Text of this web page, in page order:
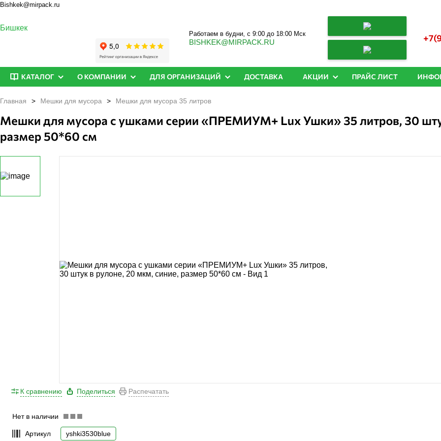
Bishkek@mirpack.ru
Бишкек
Работаем в будни, с 9:00 до 18:00 Мск
BISHKEK@MIRPACK.RU
КАТАЛОГ О КОМПАНИИ ДЛЯ ОРГАНИЗАЦИЙ ДОСТАВКА АКЦИИ ПРАЙС ЛИСТ
Главная Мешки для мусора Мешки для мусора 35 литров
Мешки для мусора с ушками серии «ПРЕМИУМ+ Lux Ушки» 35 литров, 30
размер 50*60 см
К сравнению Поделиться Распечатать
Нет в наличии
Артикул yshki3530blue